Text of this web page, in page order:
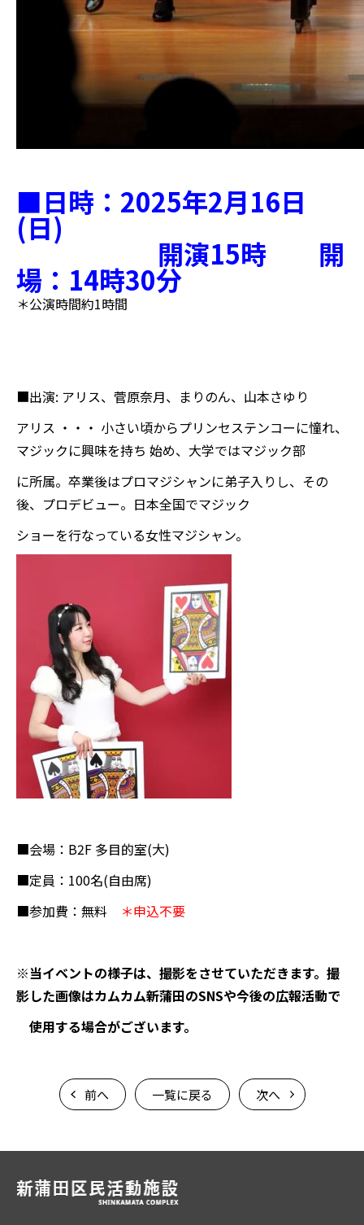
■日時： 2025年2月16日
(日)
開演15時 開
場： 14時30分
＊公演時間約1時間
■出演: アリス、菅原奈月、まりのん、山本さゆり
アリス ・・・ 小さい頃からプリンセステンコーに憧れ、
マジックに興味を持ち 始め、大学ではマジック部
に所属。卒業後はプロマジシャンに弟子入りし、その
後、プロデビュー。日本全国でマジック
ショーを行なっている女性マジシャン。
■会場：B2F 多目的室(大)
■定員：100名(自由席)
■参加費：無料
＊申込不要
※当イベントの様子は、撮影をさせていただきます。撮
影した画像はカムカム新蒲田のSNSや今後の広報活動で
使用する場合がございます。
前へ 一覧に戻る 次へ